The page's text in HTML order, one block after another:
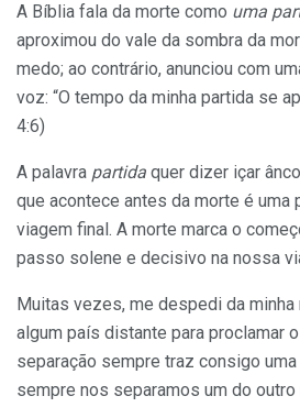
A Bíblia fala da morte como uma
aproximou do vale da sombra da
medo; ao contrário, anunciou com
voz: “O tempo da minha partida se
4:6)
A palavra partida quer dizer içar
que acontece antes da morte é uma
viagem final. A morte marca o
passo solene e decisivo na nossa
Muitas vezes, me despedi da minha
algum país distante para proclamar
separação sempre traz consigo
sempre nos separamos um do